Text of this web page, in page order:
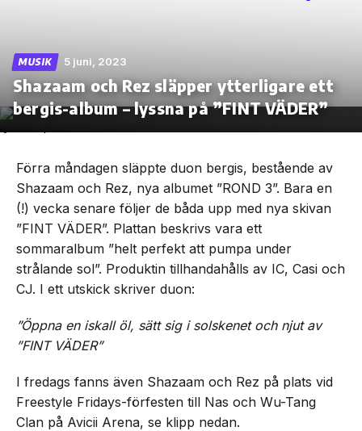
Skip
the
MUSIK 5 juni, 2023
Shazaam och Rez släpper ytterligare ett
bergis-album – lyssna på ”FINT VÄDER”
Förra måndagen släppte duon bergis, bestående av
Shazaam och Rez, nya albumet ”ROND 3”. Bara en
(!) vecka senare följer de båda upp med nya skivan
”FINT VÄDER”. Plattan beskrivs vara ett
sommaralbum ”helt perfekt att pumpa under
strålande sol”. Produktin tillhandahålls av IC, Casi och
CJ. I ett utskick skriver duon:
”Öppna en iskall öl, sätt sig i solskenet och njut av
”FINT VÄDER”
I fredags fanns även Shazaam och Rez på plats vid
Freestyle Fridays-förfesten till Nas och Wu-Tang
Clan på Avicii Arena, se klipp nedan.